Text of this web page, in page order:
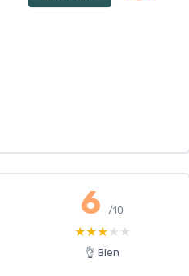
6/10
★★★★★
★★★★★
👌 Bien